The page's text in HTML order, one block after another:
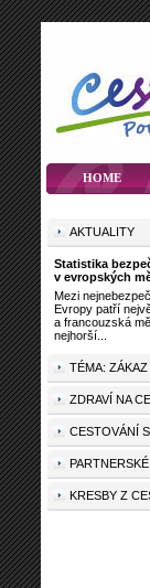
HOME
AKTUALITY
Statistika
v evropských
Mezi
Evropy patří
a francouzská
nejhorší...
TÉMA:
ZDRAVÍ NA
CESTOVÁNÍ
KRESBY Z